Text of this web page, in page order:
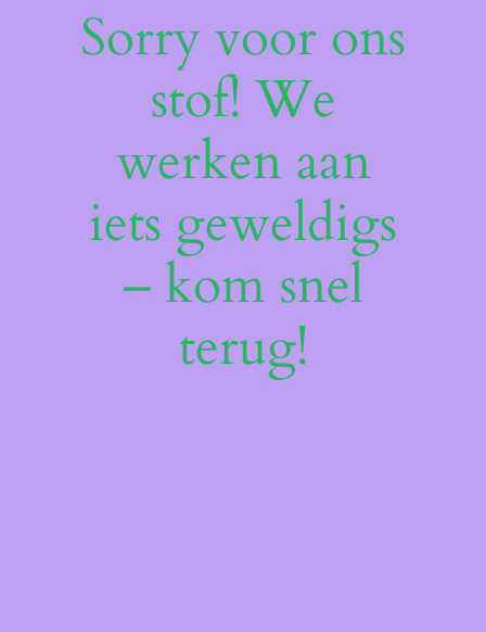
Sorry voor ons
stof! We
werken aan
iets geweldigs
– kom snel
terug!